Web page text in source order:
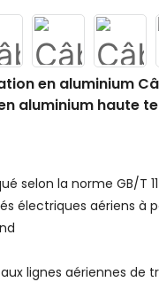
en aluminium
aluminium haute
selon la norme GB/T
électriques aériens à
lignes aériennes de